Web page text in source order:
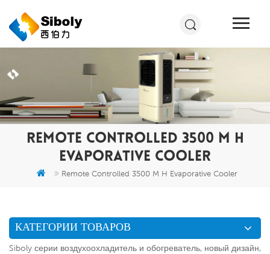
REMOTE CONTROLLED 3500 M H
EVAPORATIVE COOLER
Remote Controlled 3500 M H Evaporative Cooler
КАТЕГОРИИ ТОВАРОВ
Siboly серии воздухоохладитель и обогреватель, новый дизайн,